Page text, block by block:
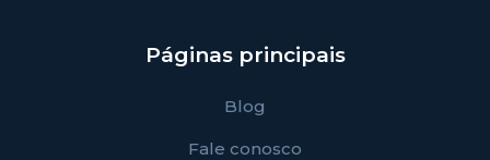
Páginas principais
Blog
Fale conosco